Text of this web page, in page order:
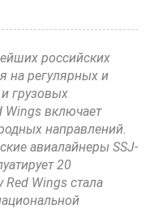
российских
на регулярных и
грузовых
Wings включает
направлений.
авиалайнеры SSJ-
20
Red Wings стала